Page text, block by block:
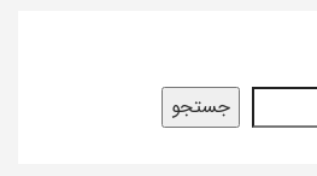
جستجو